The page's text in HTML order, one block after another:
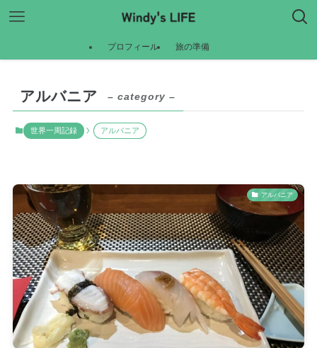
プロフィール 旅の準備
アルバニア – category –
世界一周記録 アルバニア
アルバニア